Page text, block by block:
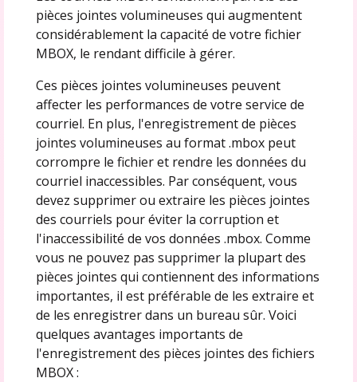
pièces jointes volumineuses qui augmentent
considérablement la capacité de votre fichier
MBOX, le rendant difficile à gérer.
Ces pièces jointes volumineuses peuvent
affecter les performances de votre service de
courriel. En plus, l'enregistrement de pièces
jointes volumineuses au format .mbox peut
corrompre le fichier et rendre les données du
courriel inaccessibles. Par conséquent, vous
devez supprimer ou extraire les pièces jointes
des courriels pour éviter la corruption et
l'inaccessibilité de vos données .mbox. Comme
vous ne pouvez pas supprimer la plupart des
pièces jointes qui contiennent des informations
importantes, il est préférable de les extraire et
de les enregistrer dans un bureau sûr. Voici
quelques avantages importants de
l'enregistrement des pièces jointes des fichiers
MBOX :